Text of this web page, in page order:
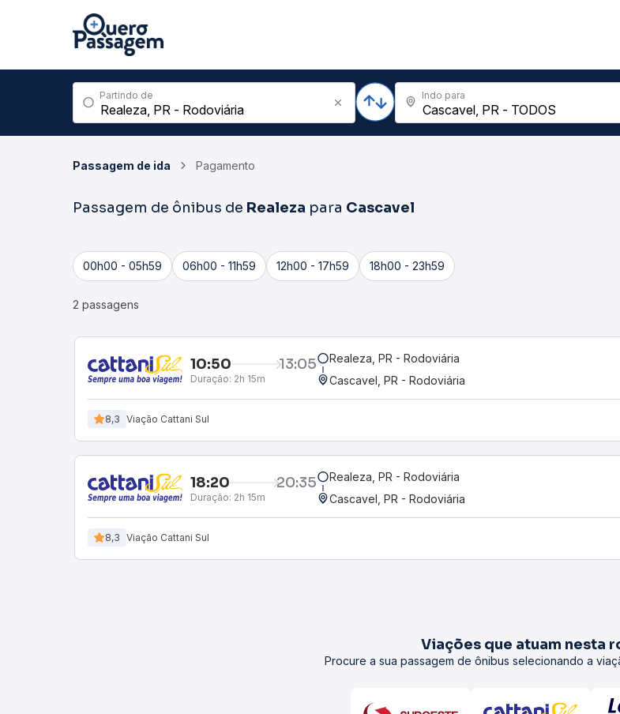
Partindo de Indo para
Passagem de ida Pagamento
Passagem de ônibus de Realeza para Cascavel
00h00 - 05h59 06h00 - 11h59 12h00 - 17h59 18h00 - 23h59
2 passagens
10:50 13:05
Duração: 2h 15m
Realeza, PR - Rodoviária
Cascavel, PR - Rodoviária
8,3 Viação Cattani Sul
18:20 20:35
Duração: 2h 15m
Realeza, PR - Rodoviária
Cascavel, PR - Rodoviária
8,3 Viação Cattani Sul
Viações que atuam nesta
Procure a sua passagem de ônibus selecionando a